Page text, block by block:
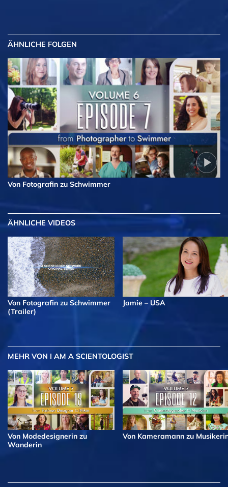
ÄHNLICHE FOLGEN
Von Fotografin zu Schwimmer
ÄHNLICHE VIDEOS
Von Fotografin zu Schwimmer
(Trailer)
Jamie – USA
MEHR VON I AM A SCIENTOLOGIST
Von Modedesignerin zu
Wanderin
Von Kameramann zu